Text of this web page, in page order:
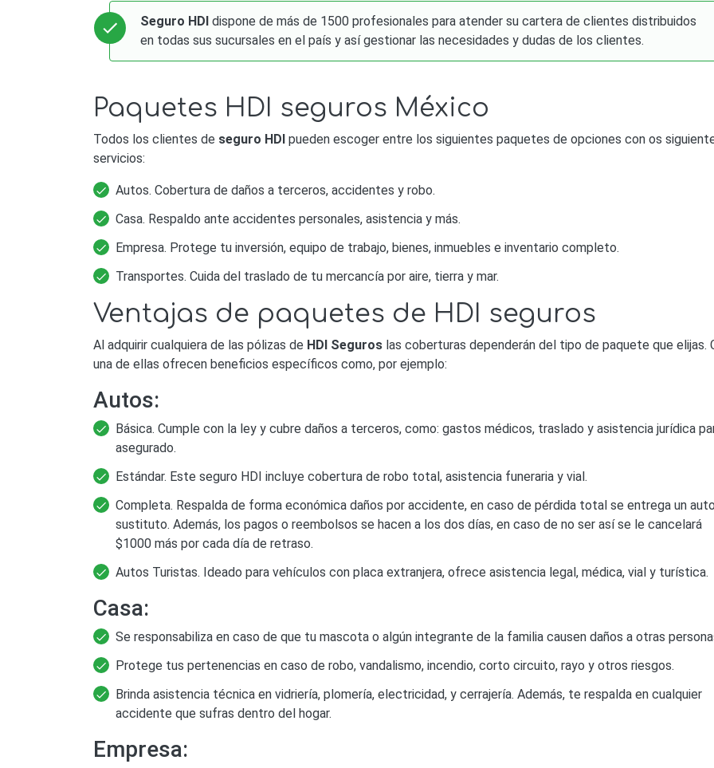
Seguro HDI dispone de más de 1500 profesionales para atender su cartera de clientes distribuidos
en todas sus sucursales en el país y así gestionar las necesidades y dudas de los clientes.
Paquetes HDI seguros México
Todos los clientes de seguro HDI pueden escoger entre los siguientes paquetes de opciones con os
servicios:
Autos. Cobertura de daños a terceros, accidentes y robo.
Casa. Respaldo ante accidentes personales, asistencia y más.
Empresa. Protege tu inversión, equipo de trabajo, bienes, inmuebles e inventario completo.
Transportes. Cuida del traslado de tu mercancía por aire, tierra y mar.
Ventajas de paquetes de HDI seguros
Al adquirir cualquiera de las pólizas de HDI Seguros las coberturas dependerán del tipo de paquete que elijas.
una de ellas ofrecen beneficios específicos como, por ejemplo:
Autos:
Básica. Cumple con la ley y cubre daños a terceros, como: gastos médicos, traslado y asistencia jurídica
asegurado.
Estándar. Este seguro HDI incluye cobertura de robo total, asistencia funeraria y vial.
Completa. Respalda de forma económica daños por accidente, en caso de pérdida total se entrega un
sustituto. Además, los pagos o reembolsos se hacen a los dos días, en caso de no ser así se le cancelará
$1000 más por cada día de retraso.
Autos Turistas. Ideado para vehículos con placa extranjera, ofrece asistencia legal, médica, vial y turística.
Casa:
Se responsabiliza en caso de que tu mascota o algún integrante de la familia causen daños a otras
Protege tus pertenencias en caso de robo, vandalismo, incendio, corto circuito, rayo y otros riesgos.
Brinda asistencia técnica en vidriería, plomería, electricidad, y cerrajería. Además, te respalda en cualquier
accidente que sufras dentro del hogar.
Empresa: